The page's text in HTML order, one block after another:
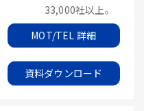
33,000社以上。
MOT/TEL 詳細
資料ダウンロード